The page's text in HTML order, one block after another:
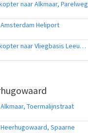
naar Alkmaar, Parelweg
Heliport
Ambulancehelikopter naar Vliegbasis Leeuwarden
Toermalijnstraat
Spaarne